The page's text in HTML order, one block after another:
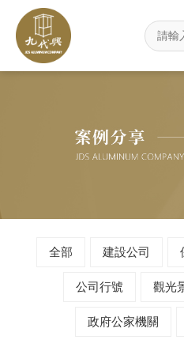
全部 建設公司
公司行號 觀光
政府公家機關